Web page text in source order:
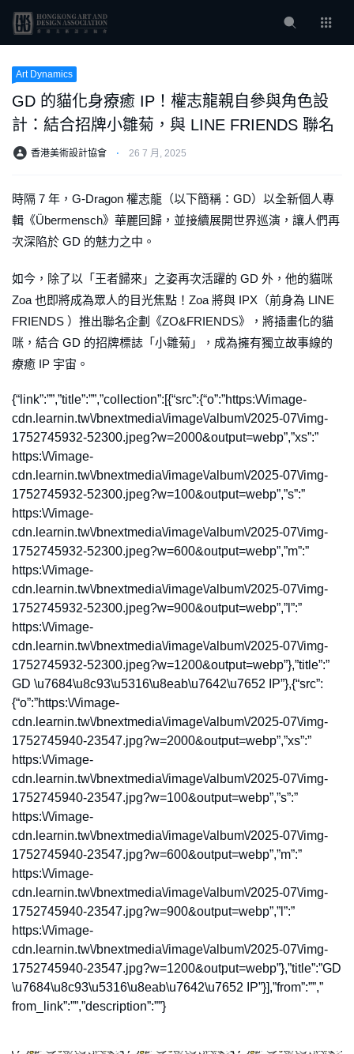
Art Dynamics
GD 的貓化身療癒 IP！權志龍親自參與角色設
計：結合招牌小雛菊，與 LINE FRIENDS 聯名
香港美術設計協會 ⋅ 26 7 月, 2025
時隔 7 年，G-Dragon 權志龍（以下簡稱：GD）以全新個人專
輯《Übermensch》華麗回歸，並接續展開世界巡演，讓人們再
次深陷於 GD 的魅力之中。
如今，除了以「王者歸來」之姿再次活躍的 GD 外，他的貓咪
Zoa 也即將成為眾人的目光焦點！Zoa 將與 IPX（前身為 LINE
FRIENDS ）推出聯名企劃《ZO&FRIENDS》，將插畫化的貓
咪，結合 GD 的招牌標誌「小雛菊」，成為擁有獨立故事線的
療癒 IP 宇宙。
{“link”:””,”title”:””,”collection”:[{“src”:{“o”:”https:\/\/image-
cdn.learnin.tw\/bnextmedia\/image\/album\/2025-07\/img-
1752745932-52300.jpeg?w=2000&output=webp”,”xs”:”
https:\/\/image-
cdn.learnin.tw\/bnextmedia\/image\/album\/2025-07\/img-
1752745932-52300.jpeg?w=100&output=webp”,”s”:”
https:\/\/image-
cdn.learnin.tw\/bnextmedia\/image\/album\/2025-07\/img-
1752745932-52300.jpeg?w=600&output=webp”,”m”:”
https:\/\/image-
cdn.learnin.tw\/bnextmedia\/image\/album\/2025-07\/img-
1752745932-52300.jpeg?w=900&output=webp”,”l”:”
https:\/\/image-
cdn.learnin.tw\/bnextmedia\/image\/album\/2025-07\/img-
1752745932-52300.jpeg?w=1200&output=webp”},”title”:”
GD \u7684\u8c93\u5316\u8eab\u7642\u7652 IP”},{“src”:
{“o”:”https:\/\/image-
cdn.learnin.tw\/bnextmedia\/image\/album\/2025-07\/img-
1752745940-23547.jpg?w=2000&output=webp”,”xs”:”
https:\/\/image-
cdn.learnin.tw\/bnextmedia\/image\/album\/2025-07\/img-
1752745940-23547.jpg?w=100&output=webp”,”s”:”
https:\/\/image-
cdn.learnin.tw\/bnextmedia\/image\/album\/2025-07\/img-
1752745940-23547.jpg?w=600&output=webp”,”m”:”
https:\/\/image-
cdn.learnin.tw\/bnextmedia\/image\/album\/2025-07\/img-
1752745940-23547.jpg?w=900&output=webp”,”l”:”
https:\/\/image-
cdn.learnin.tw\/bnextmedia\/image\/album\/2025-07\/img-
1752745940-23547.jpg?w=1200&output=webp”},”title”:”GD
\u7684\u8c93\u5316\u8eab\u7642\u7652 IP”}],”from”:””,”
from_link”:””,”description”:””}